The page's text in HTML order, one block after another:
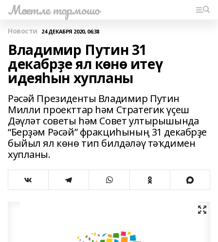
Мәсетле тормошо
Новости 24 ДЕКАБРЯ 2020, 06:38
Владимир Путин 31
декабрҙе ял көнө итеү
идеяһын хупланы
Рәсәй Президенты Владимир Путин
Милли проекттар һәм Стратегик үҫеш
Дәүләт советы һәм Совет ултырышында
“Берҙәм Рәсәй” фракциһының 31 декабрҙе
быйыл ял көнө тип билдәләү тәҡдимен
хупланы.